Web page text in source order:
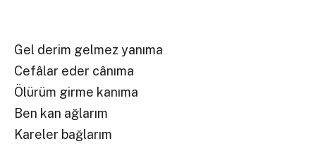
Gel derim gelmez yanıma
Cefâlar eder cânıma
Ölürüm girme kanıma
Ben kan ağlarım
Kareler bağlarım